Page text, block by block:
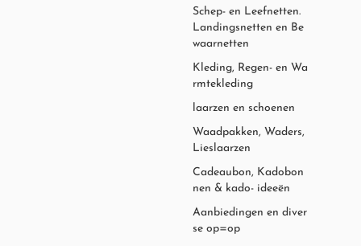
Schep- en Leefnetten.
Landingsnetten en Be
waarnetten
Kleding, Regen- en Wa
rmtekleding
laarzen en schoenen
Waadpakken, Waders,
Lieslaarzen
Cadeaubon, Kadobon
nen & kado- ideeën
Aanbiedingen en diver
se op=op